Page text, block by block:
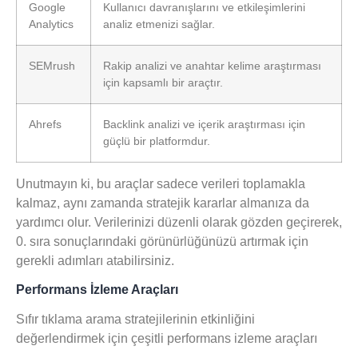
Google
Analytics
Kullanıcı davranışlarını ve etkileşimlerini
analiz etmenizi sağlar.
SEMrush
Rakip analizi ve anahtar kelime araştırması
için kapsamlı bir araçtır.
Ahrefs
Backlink analizi ve içerik araştırması için
güçlü bir platformdur.
Unutmayın ki, bu araçlar sadece verileri toplamakla
kalmaz, aynı zamanda stratejik kararlar almanıza da
yardımcı olur. Verilerinizi düzenli olarak gözden geçirerek,
0. sıra sonuçlarındaki görünürlüğünüzü artırmak için
gerekli adımları atabilirsiniz.
Performans İzleme Araçları
Sıfır tıklama arama stratejilerinin etkinliğini
değerlendirmek için çeşitli performans izleme araçları